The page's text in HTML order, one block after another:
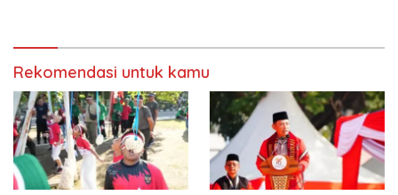
Rekomendasi untuk kamu